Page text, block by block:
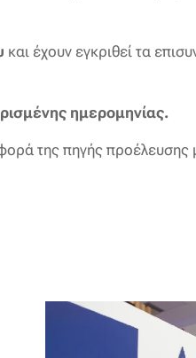
και έχουν εγκριθεί τα
ημερομηνίας.
της πηγής προέλευσης